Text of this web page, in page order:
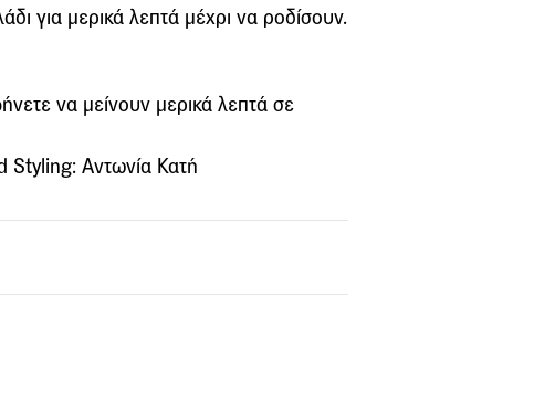
για μερικά λεπτά μέχρι να ροδίσουν.
να μείνουν μερικά λεπτά σε
Styling: Αντωνία Κατή